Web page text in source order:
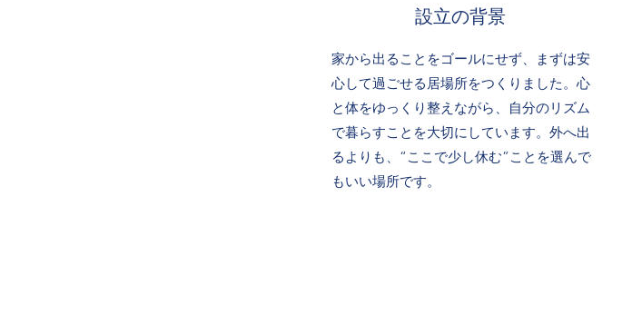
設立の背景
家から出ることをゴールにせず、まずは安
心して過ごせる居場所をつくりました。心
と体をゆっくり整えながら、自分のリズム
で暮らすことを大切にしています。外へ出
るよりも、“ここで少し休む”ことを選んで
もいい場所です。